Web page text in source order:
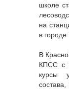
школе
на
в
В
КПСС с
курсы
состава,